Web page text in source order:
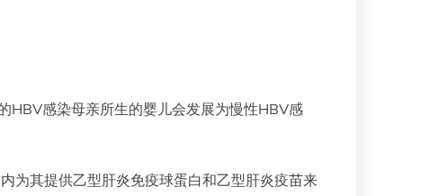
HBV感染母亲所生的婴儿会发展为慢性HBV感
为其提供乙型肝炎免疫球蛋白和乙型肝炎疫苗来